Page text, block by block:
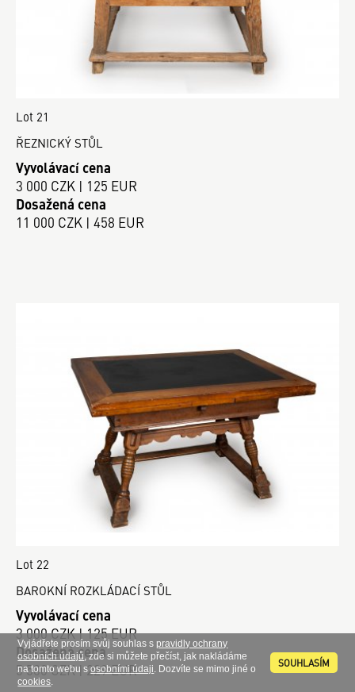
Vyjádřete prosím svůj souhlas spravidly ochrany
osobních údajů, zde si můžete přečíst, jak nakládáme
na tomto webu sosobními údaji. Dozvíte se mimo jiné o
cookies.
SOUHLASÍM
Lot 21
ŘEZNICKÝ STŮL
Vyvolávací cena
3 000 CZK | 125 EUR
Dosažená cena
11 000 CZK | 458 EUR
Lot 22
BAROKNÍ ROZKLÁDACÍ STŮL
Vyvolávací cena
3 000 CZK | 125 EUR
Dosažená cena
5 500 CZK | 229 EUR